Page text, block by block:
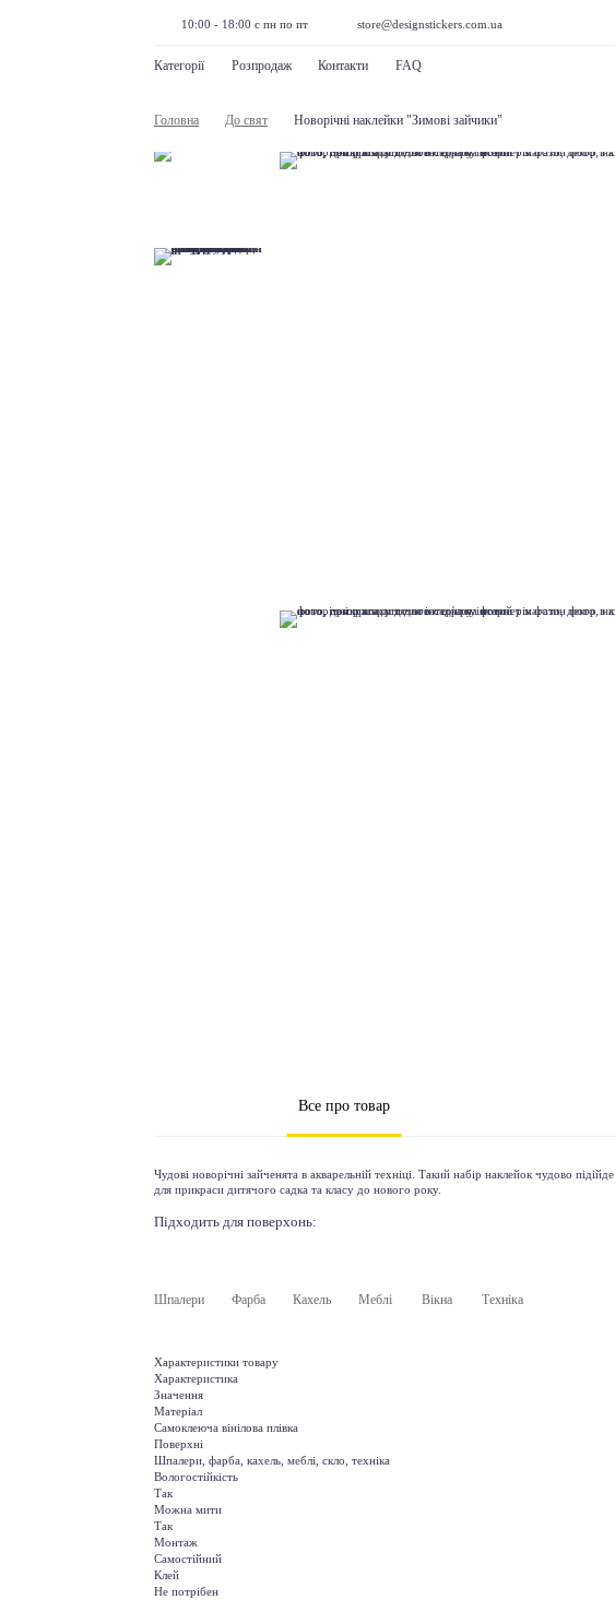
10:00 - 18:00 с пн по пт store@designstickers.com.ua
Категорії Розпродаж Контакти FAQ
Головна До свят Новорічні наклейки "Зимові зайчики"
Все про товар
Чудові новорічні зайченята в акварельній техніці. Такий набір наклейок чудово підійде
для прикраси дитячого садка та класу до нового року.
Підходить для поверхонь:
Шпалери Фарба Кахель Меблі Вікна Техніка
Характеристики товару
Характеристика
Значення
Матеріал
Самоклеюча вінілова плівка
Поверхні
Шпалери, фарба, кахель, меблі, скло, техніка
Вологостійкість
Так
Можна мити
Так
Монтаж
Самостійний
Клей
Не потрібен